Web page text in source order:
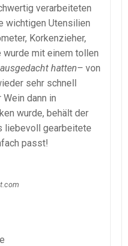
verarbeiteten
wichtigen Utensilien
Korkenzieher,
mit einem tollen
hatten– von
sehr schnell
dann in
wurde, behält der
liebevoll gearbeitete
passt!